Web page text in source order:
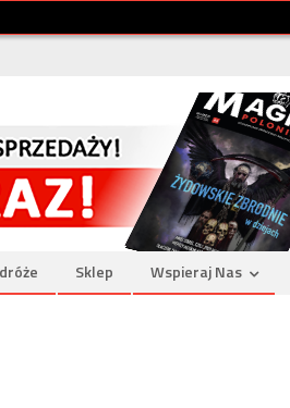
Sklep Wspieraj Nas